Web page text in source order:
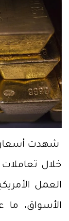
شهدت
خلال
العمل
الأسواق، ما